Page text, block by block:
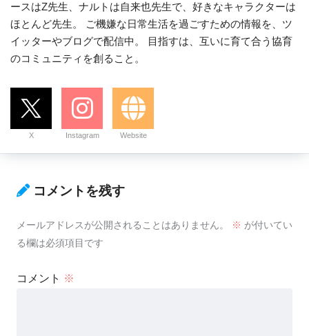
ースはZ先生、ナルトは自来也先生で、好きなキャラクターは
ほとんど先生。 ご機嫌な日常生活を過ごすための情報を、ツ
イッターやブログで配信中。 目指すは、互いに育て合う協育
のコミュニティを創ること。
X Instagram Website
コメントを残す
メールアドレスが公開されることはありません。 ※ が付いてい
る欄は必須項目です
コメント ※